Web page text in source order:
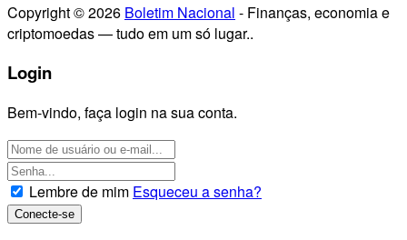
Copyright © 2026 Boletim Nacional - Finanças, economia e
criptomoedas — tudo em um só lugar..
Login
Bem-vindo, faça login na sua conta.
Lembre de mim Esqueceu a senha?